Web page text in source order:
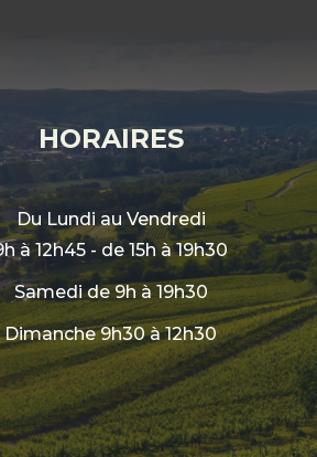
HORAIRES
Du Lundi au Vendredi
à 12h45 - de 15h à 19h30
Samedi de 9h à 19h30
Dimanche 9h30 à 12h30